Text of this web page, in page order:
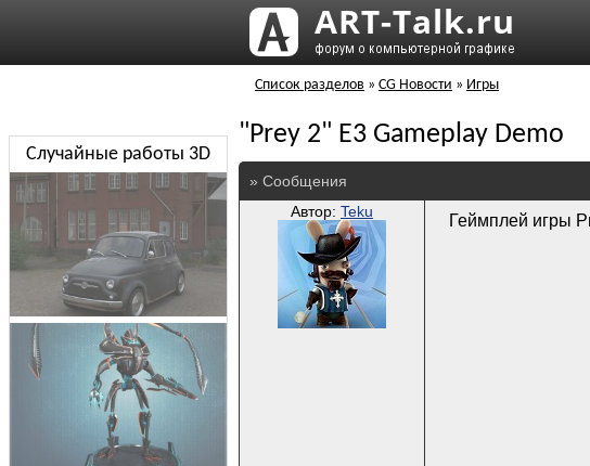
Список разделов » CG Новости » Игры
"Prey 2" E3 Gameplay Demo
» Сообщения
Автор: Teku Геймплей игры
Случайные работы 3D